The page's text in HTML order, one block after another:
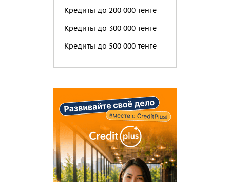
Кредиты до 200 000 тенге
Кредиты до 300 000 тенге
Кредиты до 500 000 тенге